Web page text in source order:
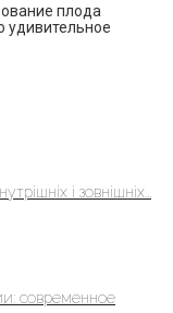
плода
удивительное
і зовнішніх...
современное